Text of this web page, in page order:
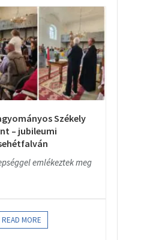
Székely
– jubileumi
emlékeztek meg
READ MORE